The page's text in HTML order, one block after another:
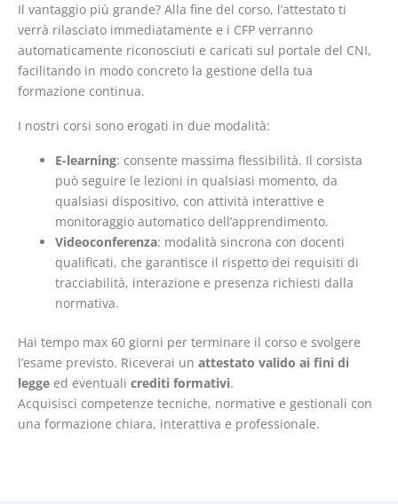
Il vantaggio più grande? Alla fine del corso, l’attestato ti
verrà rilasciato immediatamente e i CFP verranno
automaticamente riconosciuti e caricati sul portale del CNI,
facilitando in modo concreto la gestione della tua
formazione continua.
I nostri corsi sono erogati in due modalità:
E-learning: consente massima flessibilità. Il corsista
può seguire le lezioni in qualsiasi momento, da
qualsiasi dispositivo, con attività interattive e
monitoraggio automatico dell’apprendimento.
Videoconferenza: modalità sincrona con docenti
qualificati, che garantisce il rispetto dei requisiti di
tracciabilità, interazione e presenza richiesti dalla
normativa.
Hai tempo max 60 giorni per terminare il corso e svolgere
l’esame previsto. Riceverai un attestato valido ai fini di
legge ed eventuali crediti formativi.
Acquisisci competenze tecniche, normative e gestionali con
una formazione chiara, interattiva e professionale.